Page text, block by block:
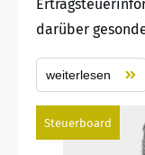
darüber
weiterlesen
Steuerboard